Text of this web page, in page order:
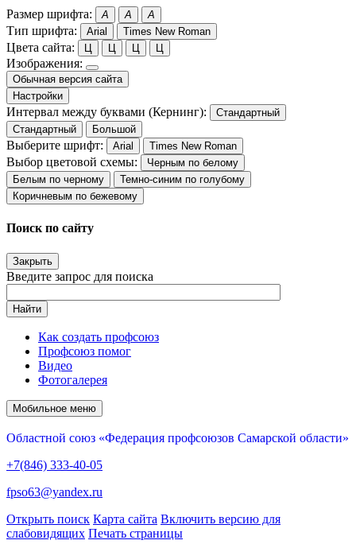
Размер шрифта: A A A
Тип шрифта: Arial Times New Roman
Цвета сайта: Ц Ц Ц Ц
Изображения:
Обычная версия сайта
Настройки
Интервал между буквами (Кернинг):
Стандартный
Стандартный
Большой
Выберите шрифт: Arial Times New Roman
Выбор цветовой схемы:
Черным по белому
Белым по черному
Темно-синим по голубому
Коричневым по бежевому
Поиск по сайту
Закрыть
Введите запрос для поиска
Найти
Как создать профсоюз
Профсоюз помог
Видео
Фотогалерея
Мобильное меню
Областной союз «Федерация профсоюзов Самарской области»
+7(846) 333-40-05
fpso63@yandex.ru
Открыть поиск Карта сайта Включить версию для
слабовидящих Печать страницы